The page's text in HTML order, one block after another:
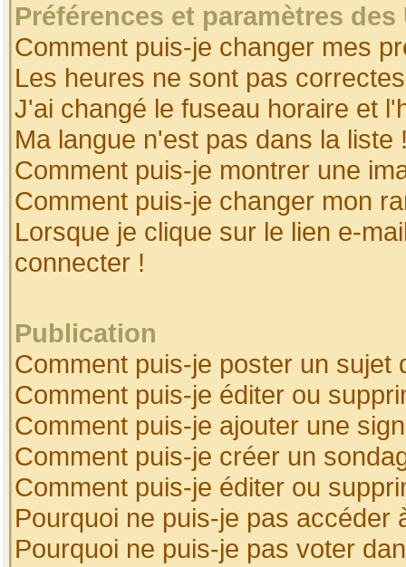
Préférences et paramètres
Comment puis-je changer mes
Les heures ne sont pas
J'ai changé le fuseau horaire et
Ma langue n'est pas dans la liste
Comment puis-je montrer une
Comment puis-je changer mon
Lorsque je clique sur le lien e-
connecter !
Publication
Comment puis-je poster un sujet
Comment puis-je éditer ou
Comment puis-je ajouter une
Comment puis-je créer un
Comment puis-je éditer ou
Pourquoi ne puis-je pas accéder
Pourquoi ne puis-je pas voter